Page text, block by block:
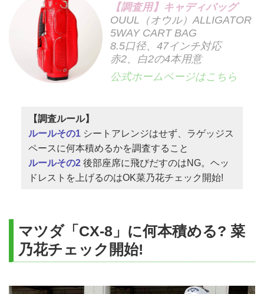
【調査用】キャディバッグ
OUUL（オウル）ALLIGATOR
5WAY CART BAG
8.5口径、47インチ対応
赤2、白2の4本用意
公式ホームページはこちら
【調査ルール】
ルールその1シートアレンジはせず、ラゲッジス
ペースに何本積めるかを調査すること
ルールその2後部座席に飛びだすのはNG。ヘッ
ドレストを上げるのはOK菜乃花チェック開始!
マツダ「CX-8」に何本積める? 菜
乃花チェック開始!